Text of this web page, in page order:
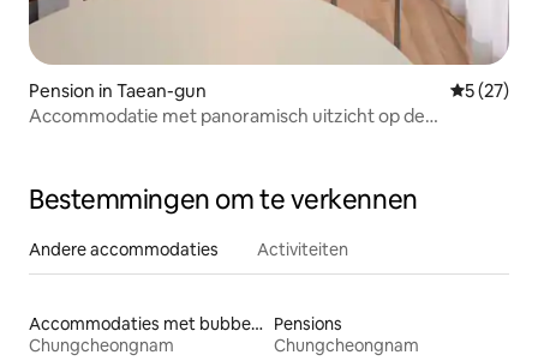
Pension in Taean-gun
5 (27)
Accommodatie met panoramisch uitzicht op de
Bestemmingen om te verkennen
Andere accommodaties Activiteiten
Accommodaties met bubbelbad
Chungcheongnam
Pensions
Chungcheongnam